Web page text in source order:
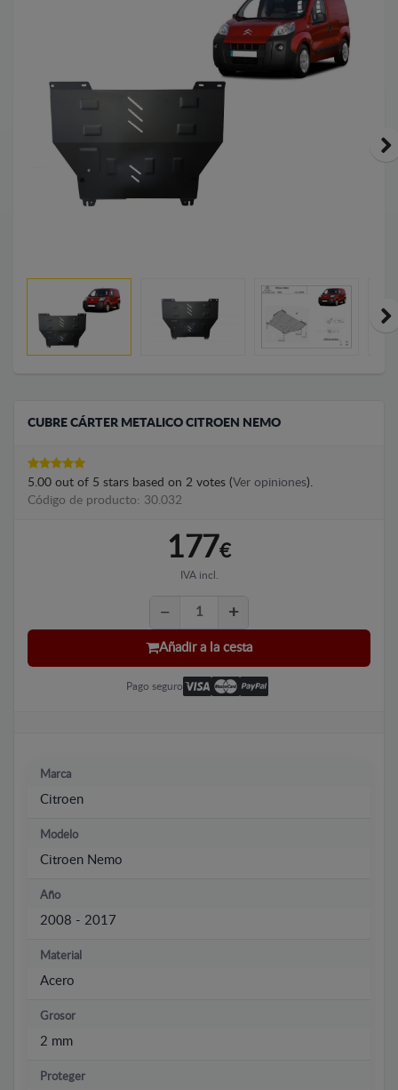
CUBRE CÁRTER METALICO CITROEN NEMO
5.00 out of 5 stars based on 2 votes (Ver opiniones).
Código de producto: 30.032
177€
IVA incl.
Añadir a la cesta
Pago seguro
Marca
Citroen
Modelo
Citroen Nemo
Año
2008 - 2017
Material
Acero
Grosor
2 mm
Proteger